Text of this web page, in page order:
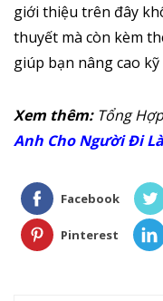
giới thiệu trên đây
thuyết mà còn kèm
giúp bạn nâng cao
Xem thêm:Tổng
Anh Cho Người Đi
Facebook
Pinterest